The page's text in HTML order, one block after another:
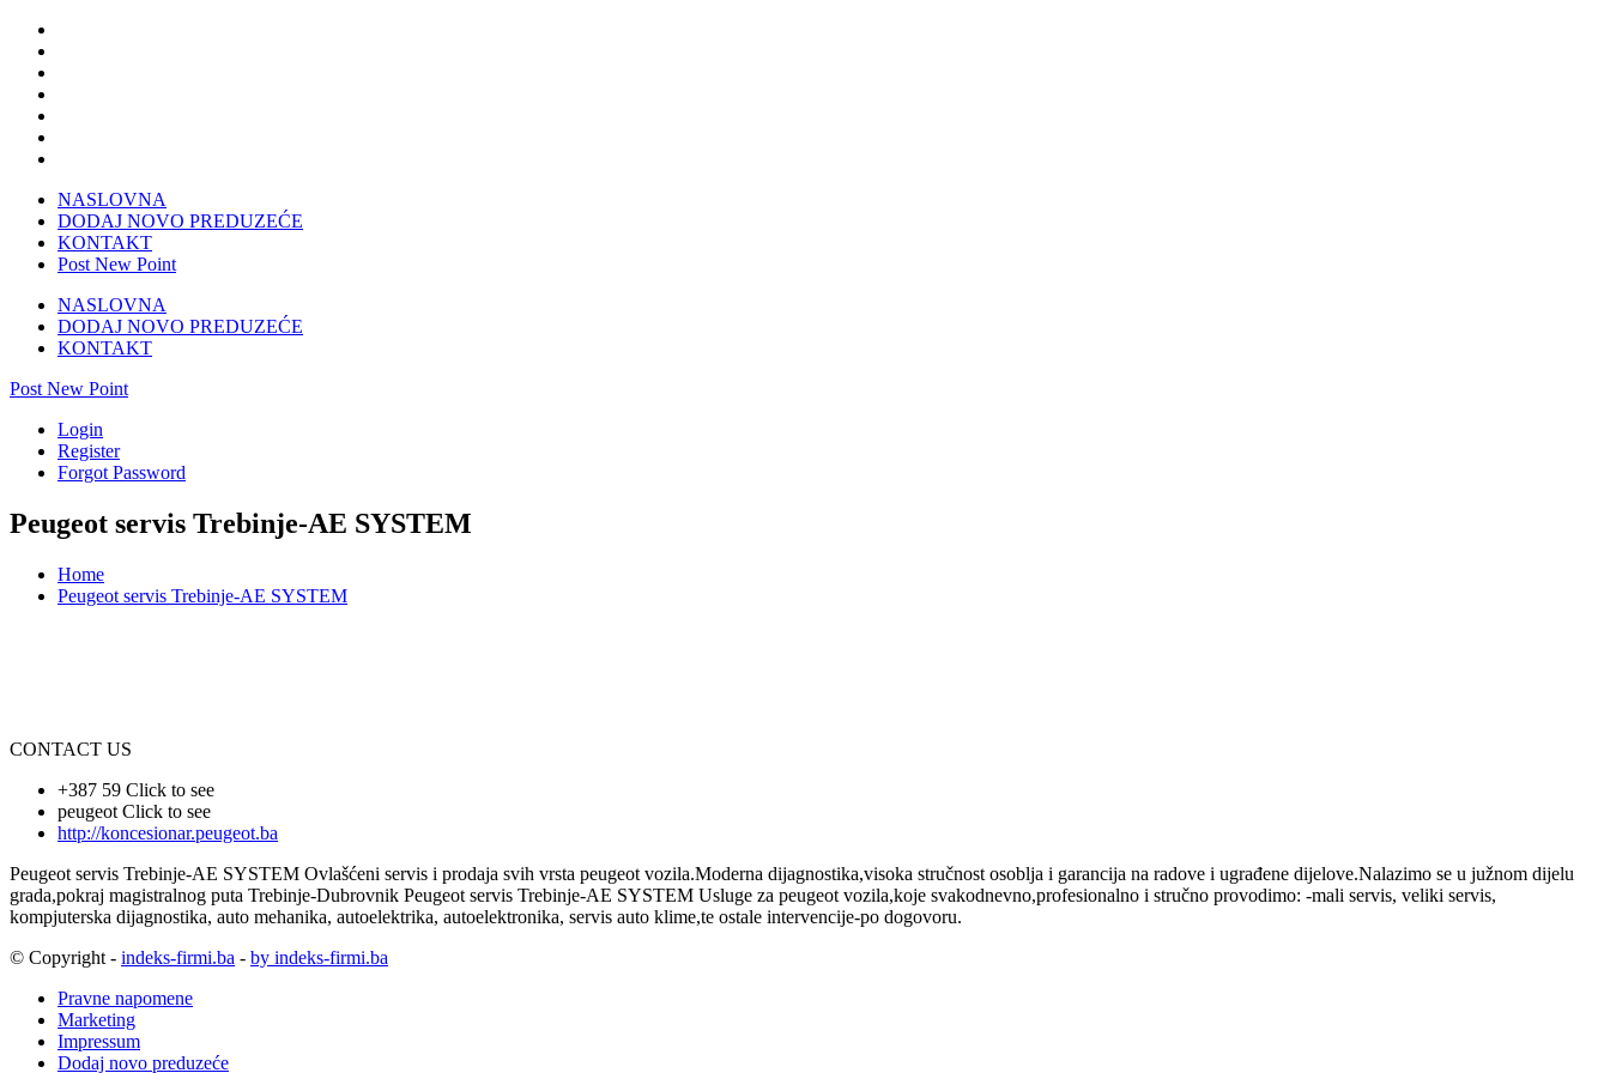
NASLOVNA
DODAJ NOVO PREDUZEĆE
KONTAKT
Post New Point
NASLOVNA
DODAJ NOVO PREDUZEĆE
KONTAKT
Post New Point
Login
Register
Forgot Password
Peugeot servis Trebinje-AE SYSTEM
Home
Peugeot servis Trebinje-AE SYSTEM
CONTACT US
+387 59 Click to see
peugeot Click to see
http://koncesionar.peugeot.ba
Peugeot servis Trebinje-AE SYSTEM Ovlašćeni servis i prodaja svih vrsta peugeot vozila.Moderna dijagnostika,visoka stručnost osoblja i garancija na radove i ugrađene dijelove.Nalazimo se u južnom dijelu
grada,pokraj magistralnog puta Trebinje-Dubrovnik Peugeot servis Trebinje-AE SYSTEM Usluge za peugeot vozila,koje svakodnevno,profesionalno i stručno provodimo: -mali servis, veliki servis,
kompjuterska dijagnostika, auto mehanika, autoelektrika, autoelektronika, servis auto klime,te ostale intervencije-po dogovoru.
© Copyright - indeks-firmi.ba - by indeks-firmi.ba
Pravne napomene
Marketing
Impressum
Dodaj novo preduzeće